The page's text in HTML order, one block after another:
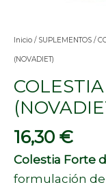
Inicio / SUPLEMENTOS /
(NOVADIET)
16,30 €
Colestia Forte
formulación